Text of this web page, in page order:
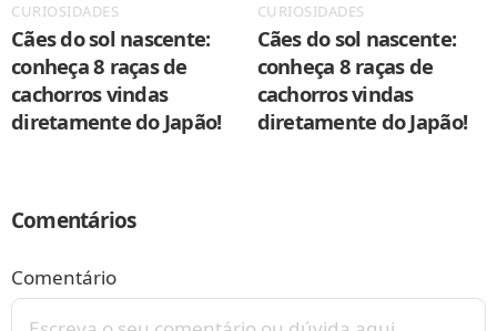
CURIOSIDADES
Cães do sol nascente:
conheça 8 raças de
cachorros vindas
diretamente do Japão!
CURIOSIDADES
Cães do sol nascente:
conheça 8 raças de
cachorros vindas
diretamente do Japão!
Comentários
Comentário